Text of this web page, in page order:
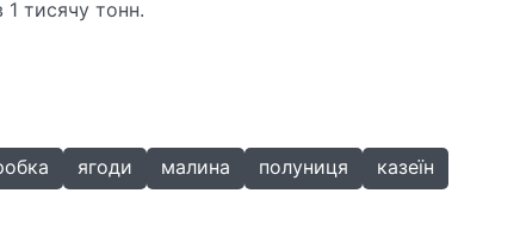
тисячу тонн.
ягоди малина полуниця
казеїн